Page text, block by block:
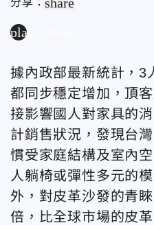
分享：
play_arrow
據內政部最新統計，3
都同步穩定增加，頂
接影響國人對家具的
計銷售狀況，發現台
慣受家庭結構及室內
人躺椅或彈性多元的
外，對皮革沙發的青
倍，比全球市場的皮